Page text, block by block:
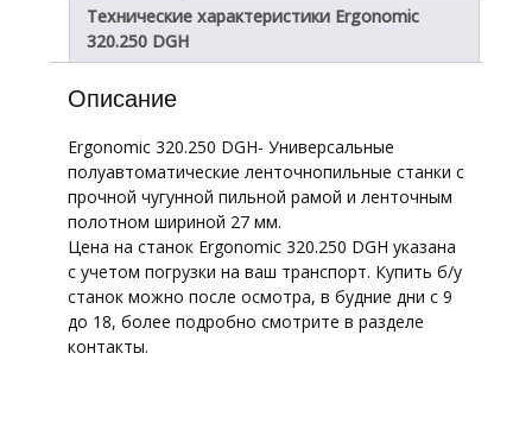
Технические характеристики Ergonomic
320.250 DGH
Описание
Ergonomic 320.250 DGH- Универсальные
полуавтоматические ленточнопильные станки с
прочной чугунной пильной рамой и ленточным
полотном шириной 27 мм.
Цена на станок Ergonomic 320.250 DGH указана
с учетом погрузки на ваш транспорт. Купить б/у
станок можно после осмотра, в будние дни с 9
до 18, более подробно смотрите в разделе
контакты.